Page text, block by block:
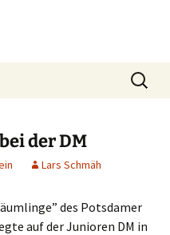
Suchen
nach:
der DM
Lars Schmäh
des Pots­da­mer
auf der Junio­ren DM in